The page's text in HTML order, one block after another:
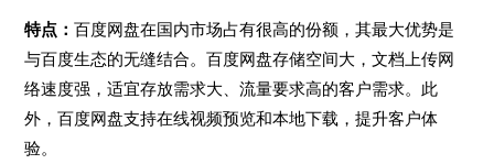
特点：百度网盘在国内市场占有很高的份额，其最大优势是
与百度生态的无缝结合。百度网盘存储空间大，文档上传网
络速度强，适宜存放需求大、流量要求高的客户需求。此
外，百度网盘支持在线视频预览和本地下载，提升客户体
验。